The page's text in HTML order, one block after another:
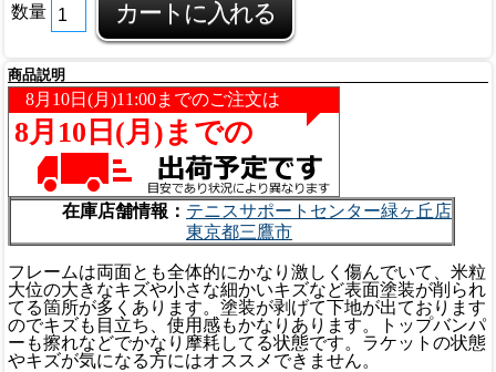
数量
商品説明
在庫店舗情報： テニスサポートセンター緑ヶ丘店
東京都三鷹市
フレームは両面とも全体的にかなり激しく傷んでいて、米粒
大位の大きなキズや小さな細かいキズなど表面塗装が削られ
てる箇所が多くあります。塗装が剥げて下地が出ております
のでキズも目立ち、使用感もかなりあります。トップバンパ
ーも擦れなどでかなり摩耗してる状態です。ラケットの状態
やキズが気になる方にはオススメできません。